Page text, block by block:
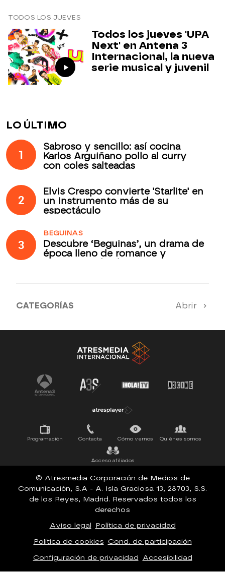
TODOS LOS JUEVES
Todos los jueves 'UPA
Next' en Antena 3
Internacional, la nueva
serie musical y juvenil
LO ÚLTIMO
1
Sabroso y sencillo: así cocina
Karlos Arguiñano pollo al curry
con coles salteadas
2
Elvis Crespo convierte 'Starlite' en
un instrumento más de su
espectáculo
3
BEGUINAS
Descubre ‘Beguinas’, un drama de
época lleno de romance y
CATEGORÍAS Abrir
Antena 3 Noticias El Hormiguero
Tu cara me suena Pasapalabra
Programación Contacta Cómo vernos Quiénes somos
Acceso afiliados
© Atresmedia Corporación de Medios de
Comunicación, S.A - A. Isla Graciosa 13, 28703, S.S.
de los Reyes, Madrid. Reservados todos los
derechos
Aviso legal Política de privacidad
Política de cookies Cond. de participación
Configuración de privacidad Accesibilidad